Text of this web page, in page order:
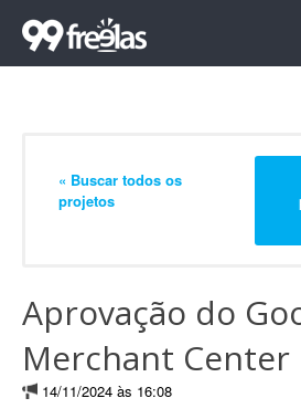
« Buscar todos os
projetos
Aprovação do
Merchant Center
14/11/2024 às 16:08